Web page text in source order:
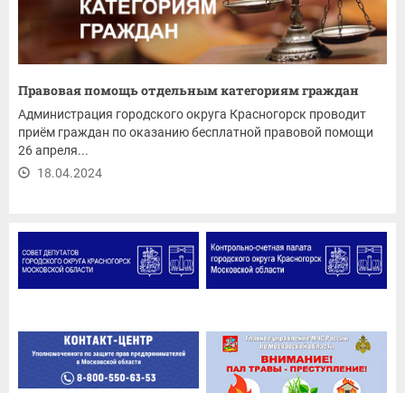
Правовая помощь отдельным категориям граждан
Администрация городского округа Красногорск проводит
приём граждан по оказанию бесплатной правовой помощи
26 апреля...
18.04.2024